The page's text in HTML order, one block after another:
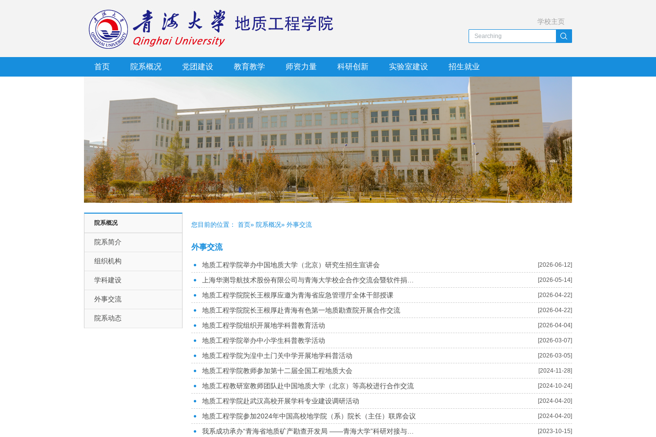
学校主页
首页 院系概况 党团建设 教育教学 师资力量 科研创新 实验室建设 招生就业
院系概况
院系简介
组织机构
学科建设
外事交流
院系动态
您目前的位置： 首页» 院系概况» 外事交流
外事交流
[2026-06-12]
地质工程学院举办中国地质大学（北京）研究生招生宣讲会
[2026-05-14]
上海华测导航技术股份有限公司与青海大学校企合作交流会暨软件捐…
[2026-04-22]
地质工程学院院长王根厚应邀为青海省应急管理厅全体干部授课
[2026-04-22]
地质工程学院院长王根厚赴青海有色第一地质勘查院开展合作交流
[2026-04-04]
地质工程学院组织开展地学科普教育活动
[2026-03-07]
地质工程学院举办中小学生科普教学活动
[2026-03-05]
地质工程学院为湟中土门关中学开展地学科普活动
[2024-11-28]
地质工程学院教师参加第十二届全国工程地质大会
[2024-10-24]
地质工程教研室教师团队赴中国地质大学（北京）等高校进行合作交流
[2024-04-20]
地质工程学院赴武汉高校开展学科专业建设调研活动
[2024-04-20]
地质工程学院参加2024年中国高校地学院（系）院长（主任）联席会议
[2023-10-15]
我系成功承办“青海省地质矿产勘查开发局 ——青海大学”科研对接与…